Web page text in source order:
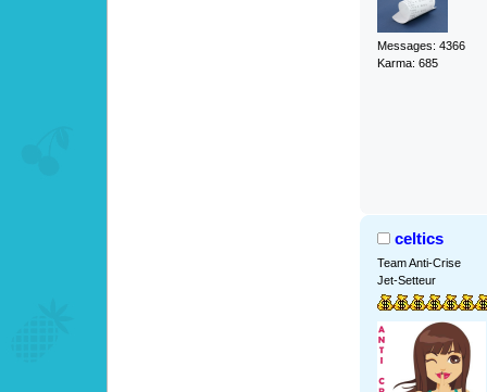
Messages: 4366
Karma: 685
celtics
Team Anti-Crise
Jet-Setteur